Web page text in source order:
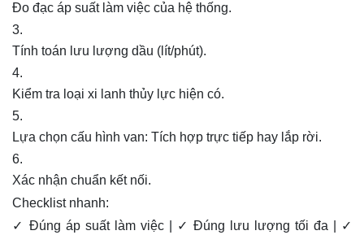
Đo đạc áp suất làm việc của hệ thống.
Tính toán lưu lượng dầu (lít/phút).
Kiểm tra loại xi lanh thủy lực hiện có.
Lựa chọn cấu hình van: Tích hợp trực tiếp hay lắp rời.
Xác nhận chuẩn kết nối.
Checklist nhanh:
✓ Đúng áp suất làm việc | ✓ Đúng lưu lượng tối đa | ✓